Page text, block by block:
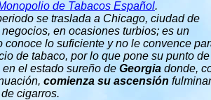
de Tabacos Español.
se traslada a Chicago, ciudad de
en ocasiones turbios; es un
conoce lo suficiente y no le convence
de tabaco, por lo que pone su punto de
en el estado sureño de Georgia donde,
comienza su ascensión
cigarros.